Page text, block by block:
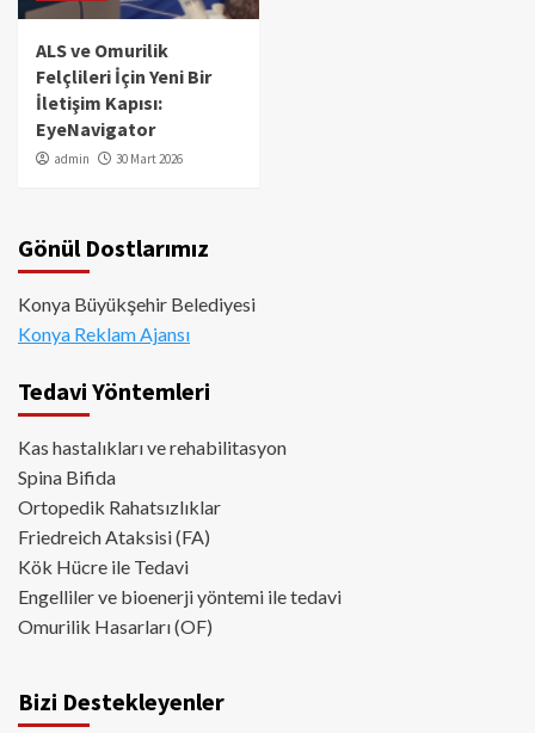
ALS ve Omurilik
Felçlileri İçin Yeni Bir
İletişim Kapısı:
EyeNavigator
admin 30 Mart 2026
Gönül Dostlarımız
Konya Büyükşehir Belediyesi
Konya Reklam Ajansı
Tedavi Yöntemleri
Kas hastalıkları ve rehabilitasyon
Spina Bifida
Ortopedik Rahatsızlıklar
Friedreich Ataksisi (FA)
Kök Hücre ile Tedavi
Engelliler ve bioenerji yöntemi ile tedavi
Omurilik Hasarları (OF)
Bizi Destekleyenler